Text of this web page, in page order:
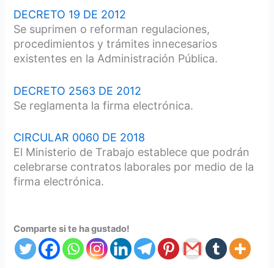
DECRETO 19 DE 2012
Se suprimen o reforman regulaciones,
procedimientos y trámites innecesarios
existentes en la Administración Pública.
DECRETO 2563 DE 2012
Se reglamenta la firma electrónica.
CIRCULAR 0060 DE 2018
El Ministerio de Trabajo establece que podrán
celebrarse contratos laborales por medio de la
firma electrónica.
Comparte si te ha gustado!